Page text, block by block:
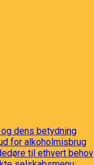
dens betydning
for alkoholmisbrug
til ethvert behov